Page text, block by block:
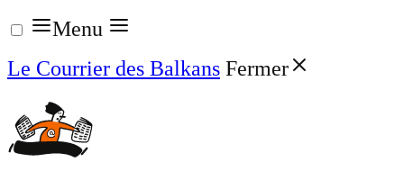
Aller
au
contenu
Menu
Le Courrier des Balkans Fermer